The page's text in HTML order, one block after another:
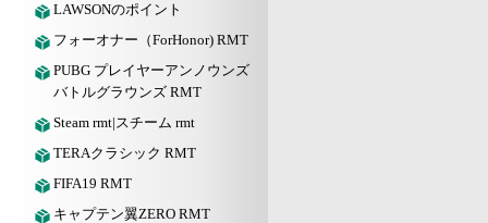
LAWSONのポイント
フォーオナー（ForHonor) RMT
PUBG プレイヤーアンノウンズ
バトルグラウンズ RMT
Steam rmt|スチーム rmt
TERAクラシック RMT
FIFA19 RMT
キャプテン翼ZERO RMT